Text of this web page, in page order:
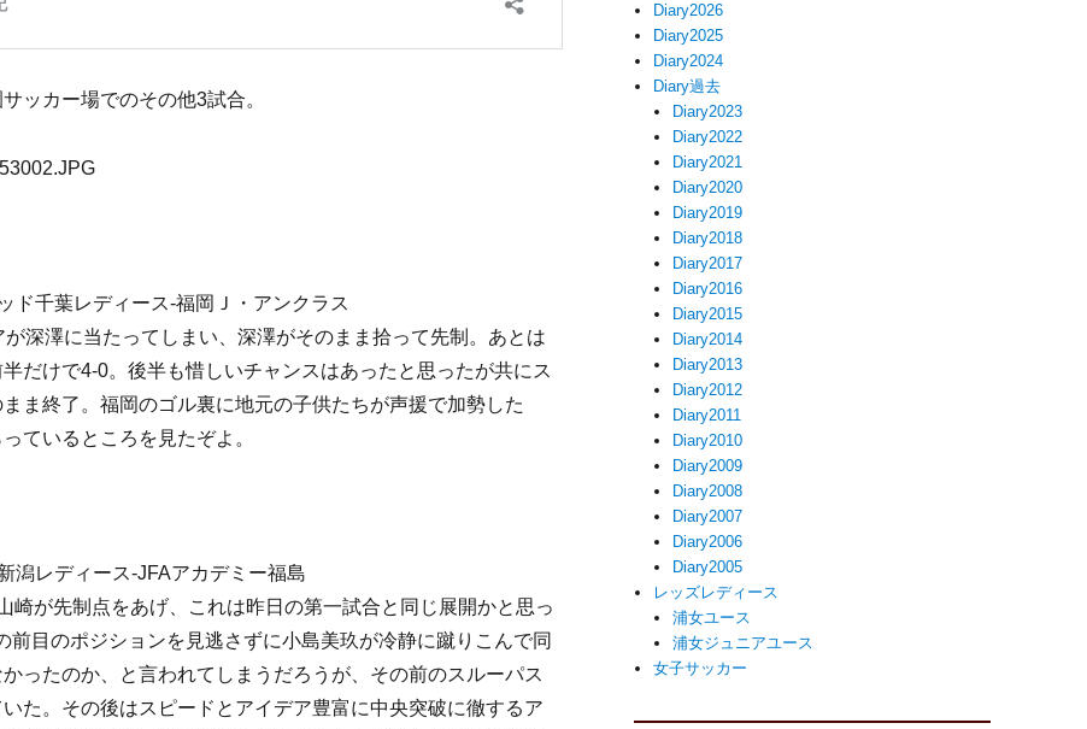
ッカー場でのその他3試合。
ド千葉レディース-福岡Ｊ・アンクラス
深澤に当たってしまい、深澤がそのまま拾って先制。あとは
だけで4-0。後半も惜しいチャンスはあったと思ったが共にス
ま終了。福岡のゴル裏に地元の子供たちが声援で加勢した
ているところを見たぞよ。
潟レディース-JFAアカデミー福島
崎が先制点をあげ、これは昨日の第一試合と同じ展開かと思っ
前目のポジションを見逃さずに小島美玖が冷静に蹴りこんで同
ったのか、と言われてしまうだろうが、その前のスルーパス
た。その後はスピードとアイデア豊富に中央突破に徹するア
Diary2026
Diary2025
Diary2024
Diary過去
Diary2023
Diary2022
Diary2021
Diary2020
Diary2019
Diary2018
Diary2017
Diary2016
Diary2015
Diary2014
Diary2013
Diary2012
Diary2011
Diary2010
Diary2009
Diary2008
Diary2007
Diary2006
Diary2005
レッズレディース
浦女ユース
浦女ジュニアユース
女子サッカー